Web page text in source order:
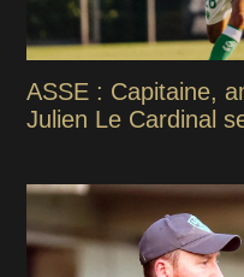
ASSE : Capitaine,
Julien Le Cardinal